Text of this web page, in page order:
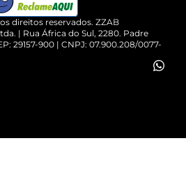
direitos reservados. ZZAB
| Rua África do Sul, 2280. Padre
29157-900 | CNPJ: 07.900.208/0077-